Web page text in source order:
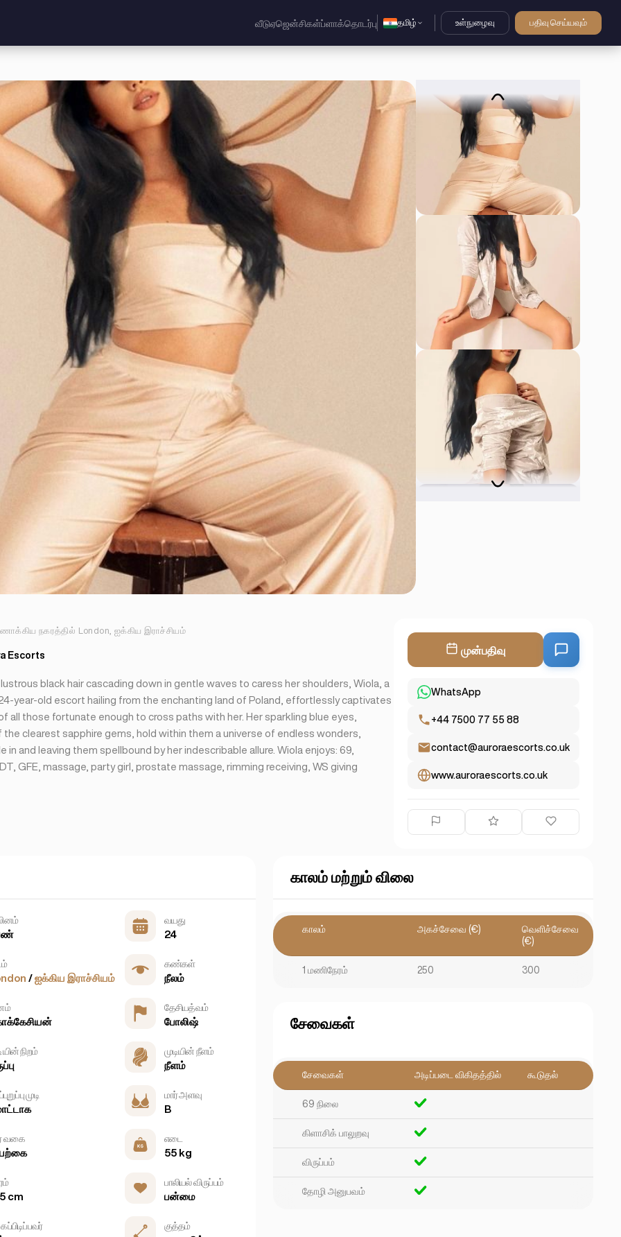
வீடுஏஜென்சிகள்ப்ளாக்தொடர்பு தமிழ் உள்நுழைவு பதிவு செய்யவும்
நகரத்தில் London, ஐக்கிய இராச்சியம்
Escorts
black hair cascading down in gentle waves to caress her shoulders, Wiola, a
year-old escort hailing from the enchanting land of Poland, effortlessly captivates
all those fortunate enough to cross paths with her. Her sparkling blue eyes,
clearest sapphire gems, hold within them a universe of endless wonders,
in and leaving them spellbound by her indescribable allure. Wiola enjoys: 69,
GFE, massage, party girl, prostate massage, rimming receiving, WS giving
முன்பதிவு
WhatsApp
+44 7500 77 55 88
contact@auroraescorts.co.uk
www.auroraescorts.co.uk
வயது
24
/ ஐக்கிய இராச்சியம்
கண்கள்
நீலம்
தேசியத்வம்
போலிஷ்
நிறம் முடியின் நீளம்
நீளம்
முடி மார் அளவு
B
வகை எடை
55 kg
cm
பாலியல் விருப்பம்
பன்மை
குத்தம்
காலம் மற்றும் விலை
காலம் அகச்சேவை (€)
வெளிச்சேவை
(€)
1 மணிநேரம் 250 300
சேவைகள்
சேவைகள் அடிப்படை விகிதத்தில் கூடுதல்
69 நிலை
கிளாசிக் பாலுறவு
விருப்பம்
தோழி அனுபவம்